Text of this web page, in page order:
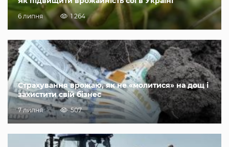
6 липня 1 264
Страхування врожаю, як не «молитися» на дощ і
захистити свій бізнес
7 липня 507